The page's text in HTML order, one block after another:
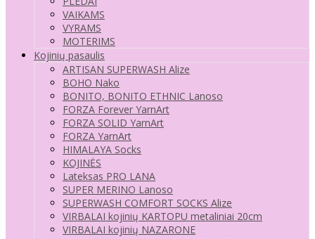
VAIKAMS
VYRAMS
MOTERIMS
Kojinių pasaulis
ARTISAN SUPERWASH Alize
BOHO Nako
BONITO, BONITO ETHNIC Lanoso
FORZA Forever YarnArt
FORZA SOLID YarnArt
FORZA YarnArt
HIMALAYA Socks
KOJINĖS
Lateksas PRO LANA
SUPER MERINO Lanoso
SUPERWASH COMFORT SOCKS Alize
VIRBALAI kojinių KARTOPU metaliniai 20cm
VIRBALAI kojinių NAZARONE